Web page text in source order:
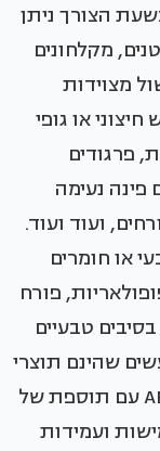
הצורך ניתן
מקלחונים
מצוידות
או גופי
פרגודים
נעימה
ועוד ועוד.
או חומרים
פורח
טבעיים
שהינם תוצרי
טכנולוגיות מתוחכמות, כמו, למשל, ABS עם תוספת של
ועמידות